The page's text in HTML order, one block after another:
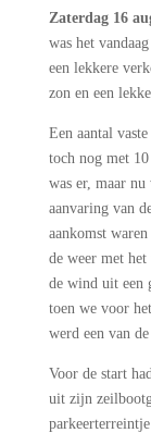
Zaterdag 16
was het
een lekkere
zon en een
Een aantal
toch nog met
was er, maar
aanvaring van
aankomst
de weer met
de wind uit een
toen we voor
werd een van
Voor de start
uit zijn